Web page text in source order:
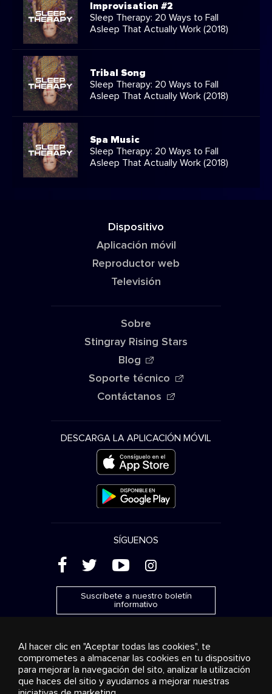
Improvisation #2
Sleep Therapy: 20 Ways to Fall
Asleep That Actually Work (2018)
Tribal Song
Sleep Therapy: 20 Ways to Fall
Asleep That Actually Work (2018)
Spa Music
Sleep Therapy: 20 Ways to Fall
Asleep That Actually Work (2018)
Dispositivo
Aplicación móvil
Reproductor web
Televisión
Sobre
Stingray Rising Stars
Blog
Soporte técnico
Contáctanos
DESCARGA LA APLICACIÓN MÓVIL
SÍGUENOS
( ' + &
Suscríbete a nuestro boletín
informativo
Publicidad Transmisión y distribución
Productos de
consumo
Soluciones empresariales Radio
Sobre
nosotros
Al hacer clic en "Aceptar todas las cookies", te
comprometes a almacenar las cookies en tu dispositivo
para mejorar la navegación del sito, analizar la utilización
que haces del sitio y ayudarnos a mejorar nuestras